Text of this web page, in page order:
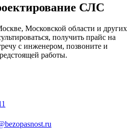
СЛС
Московской области и других
получить прайс на
с инженером, позвоните и
работы.